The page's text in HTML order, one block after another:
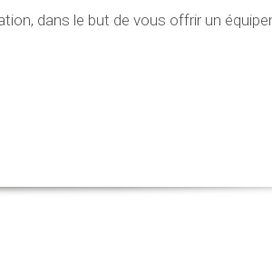
dans le but de vous offrir un